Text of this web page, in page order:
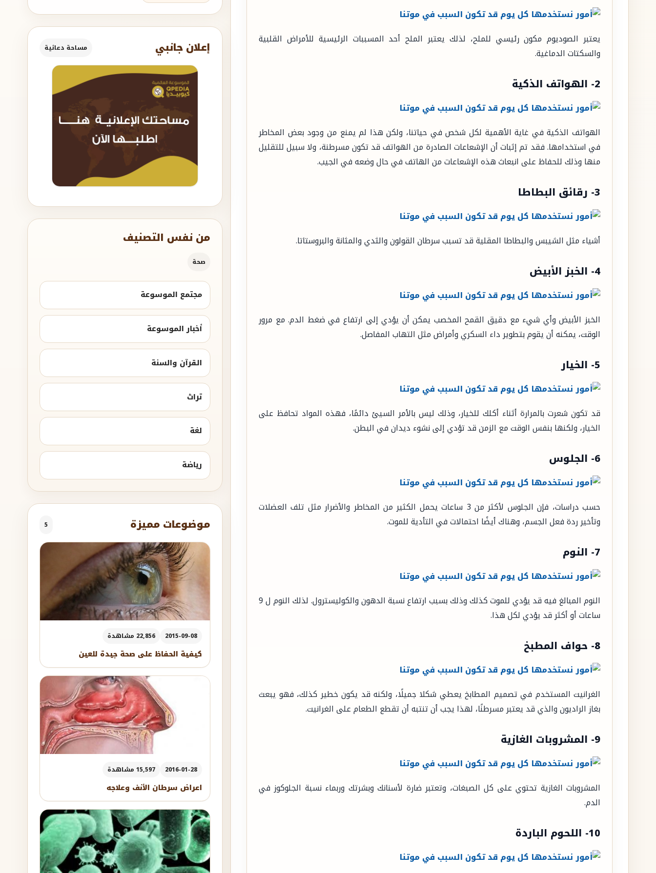
إعلان جانبي مساحة دعائية
من نفس التصنيف
صحة
مجتمع الموسوعة
أخبار الموسوعة
القرآن والسنة
تراث
لغة
رياضة
موضوعات مميزة 5
2015-09-08 22,856 مشاهدة
كيفية الحفاظ على صحة جيدة للعين
2016-01-28 15,597 مشاهدة
اعراض سرطان الأنف وعلاجه
يعتبر الصوديوم مكون رئيسي للملح، لذلك يعتبر الملح أحد المسببات الرئيسية للأمراض القلبية
والسكتات الدماغية.
2- الهواتف الذكية
الهواتف الذكية في غاية الأهمية لكل شخص في حياتنا، ولكن هذا لم يمنع من وجود بعض المخاطر
في استخدامها. فقد تم إثبات أن الإشعاعات الصادرة من الهواتف قد تكون مسرطنة، ولا سبيل للتقليل
منها وذلك للحفاظ على انبعاث هذه الإشعاعات من الهاتف في حال وضعه في الجيب.
3- رقائق البطاطا
أشياء مثل الشيبس والبطاطا المقلية قد تسبب سرطان القولون والثدي والمثانة والبروستاتا.
4- الخبز الأبيض
الخبز الأبيض وأي شيء مع دقيق القمح المخصب يمكن أن يؤدي إلى ارتفاع في ضغط الدم. مع مرور
الوقت، يمكنه أن يقوم بتطوير داء السكري وأمراض مثل التهاب المفاصل.
5- الخيار
قد تكون شعرت بالمرارة أثناء أكلك للخيار، وذلك ليس بالأمر السيئ دائمًا، فهذه المواد تحافظ على
الخيار، ولكنها بنفس الوقت مع الزمن قد تؤدي إلى نشوء ديدان في البطن.
6- الجلوس
حسب دراسات، فإن الجلوس لأكثر من 3 ساعات يحمل الكثير من المخاطر والأضرار مثل تلف العضلات
وتأخير ردة فعل الجسم، وهناك أيضًا احتمالات في التأدية للموت.
7- النوم
النوم المبالغ فيه قد يؤدي للموت كذلك وذلك بسبب ارتفاع نسبة الدهون والكوليسترول. لذلك النوم ل 9
ساعات أو أكثر قد يؤدي لكل هذا.
8- حواف المطبخ
الغرانيت المستخدم في تصميم المطابخ يعطي شكلا جميلًا، ولكنه قد يكون خطير كذلك، فهو يبعث
بغاز الراديون والذي قد يعتبر مسرطنًا، لهذا يجب أن تنتبه أن تقطع الطعام على الغرانيت.
9- المشروبات الغازية
المشروبات الغازية تحتوي على كل الصبغات، وتعتبر ضارة لأسنانك وبشرتك وربماء نسبة الجلوكوز في
الدم.
10- اللحوم الباردة